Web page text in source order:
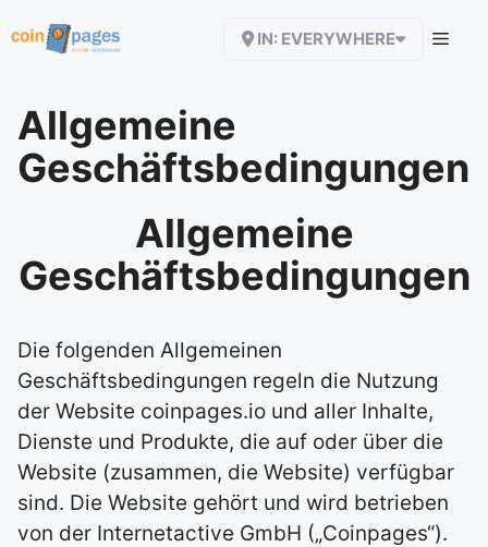
Inhalt
IN: EVERYWHERE
Allgemeine
Geschäftsbedingungen
Allgemeine
Geschäftsbedingungen
Die folgenden Allgemeinen
Geschäftsbedingungen regeln die Nutzung
der Website coinpages.io und aller Inhalte,
Dienste und Produkte, die auf oder über die
Website (zusammen, die Website) verfügbar
sind. Die Website gehört und wird betrieben
von der Internetactive GmbH („Coinpages“).